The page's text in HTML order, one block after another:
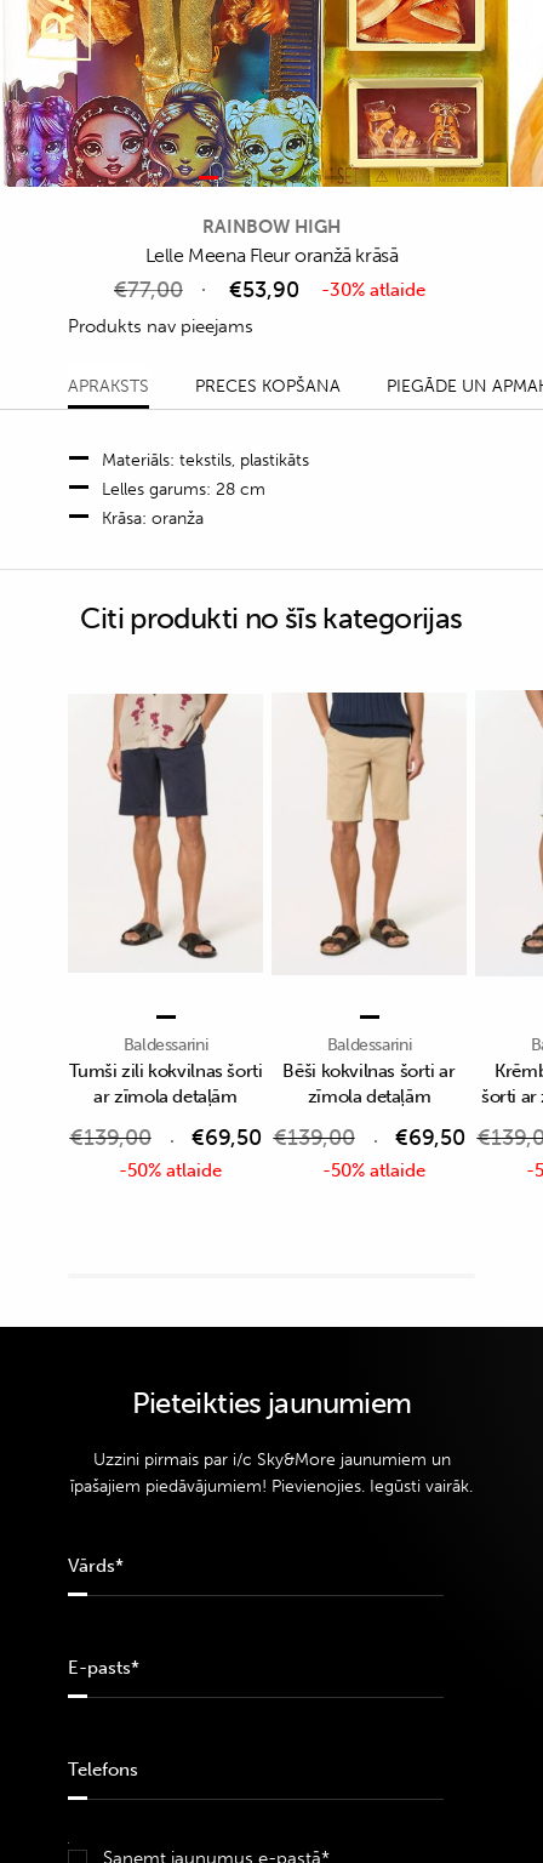
RAINBOW HIGH
Lelle Meena Fleur oranžā krāsā
€77,00 €53,90
-30% atlaide
Produkts nav pieejams
APRAKSTS PRECES KOPŠANA PIEGĀDE UN
Materiāls: tekstils, plastikāts
Lelles garums: 28 cm
Krāsa: oranža
Citi produkti no šīs kategorijas
Baldessarini
Tumši zili kokvilnas šorti
ar zīmola detaļām
€139,00 €69,50
-50% atlaide
Baldessarini
Bēši kokvilnas šorti ar
zīmola detaļām
€139,00 €69,50
-50% atlaide
šorti ar
€
-
Pieteikties jaunumiem
Uzzini pirmais par i/c Sky&More jaunumiem un
īpašajiem piedāvājumiem! Pievienojies. Iegūsti vairāk.
Saņemt jaunumus e-pastā*